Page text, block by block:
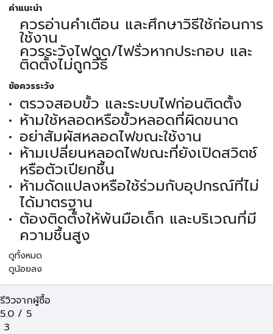
คำแนะนำ
ควรอ่านคำเตือน และศึกษาวิธีใช้ก่อนการ
ใช้งาน
ควรระวังไฟดูด/ไฟรั่วหากประกอบ และ
ติดตั้งไม่ถูกวิธี
ข้อควรระวัง
ตรวจสอบขั้ว และระบบไฟก่อนติดตั้ง
ห้ามใช้หลอดหรือขั้วหลอดที่ผิดขนาด
อย่าสัมผัสหลอดไฟขณะใช้งาน
ห้ามเปลี่ยนหลอดไฟขณะที่ยังเปิดสวิตช์
หรือตัวเปียกชื้น
ห้ามดัดแปลงหรือใช้ร่วมกับอุปกรณ์ที่ไม่
ได้มาตรฐาน
ต้องติดตั้งให้พ้นมือเด็ก และบริเวณที่มี
ความชื้นสูง
ดูทั้งหมด
ดูน้อยลง
รีวิวจากผู้ซื้อ
5.0 / 5
3